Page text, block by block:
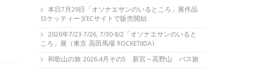
本日7月29日「オソナエサンのいるところ」展作品
ロケッティーダECサイトで販売開始
2026年7/23-7/26, 7/30-8/2「オソナエサンのいると
ころ」展（東京 高田馬場 ROCKETIIDA)
和歌山の旅 2026.4月その5 新宮～高野山 バス旅